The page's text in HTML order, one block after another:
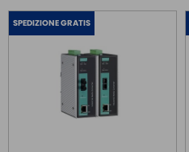
TELEASSISTENZA / VPN
TASTIERE INDUSTRIALI
BATTERIE
FRONTALINI INTERFACCIA
CONNETTORI CABLATI
SPEDIZIONE GRATIS